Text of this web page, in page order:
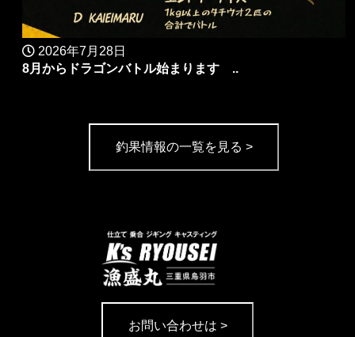
2026年7月28日
8月からドラゴンバトル始まります ..
釣果情報の一覧を見る >
お問い合わせは >